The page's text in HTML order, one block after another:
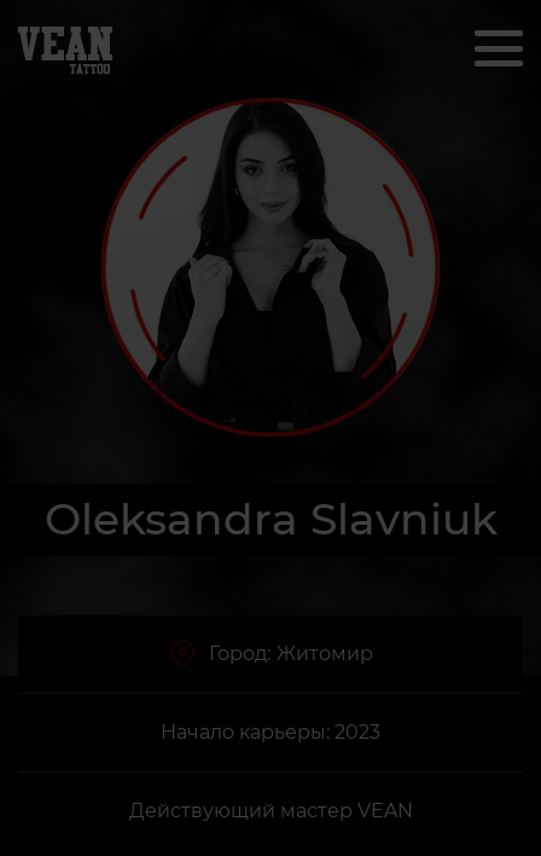
Oleksandra Slavniuk
Город: Житомир
Начало карьеры: 2023
Действующий мастер VEAN